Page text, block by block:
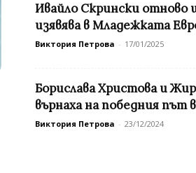
Ивайло Скрински отново
изявява в Младежката
Виктория Петрова - 17/01/2025
Борислава Христова и
върнаха на победния път
Виктория Петрова - 23/12/2024